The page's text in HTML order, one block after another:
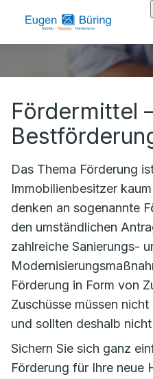
Fördermittel
Das Thema Förderung
Immobilienbesitzer
denken an sogenannte
den umständlichen
zahlreiche Sanierungs-
Förderung in Form von
Zuschüsse müssen
und sollten deshalb
Sichern Sie sich ganz
Förderung für Ihre neue